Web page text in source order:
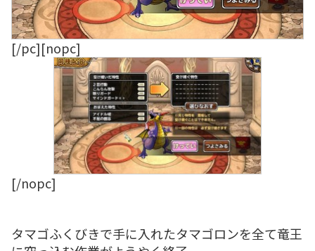
[/pc][nopc]
[/nopc]
タマゴふくびきで手に入れたタマゴロンを全て竜王